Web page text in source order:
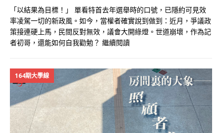
「以結果為目標！」 單看特首去年選舉時的口號，已隱約可見效
率凌駕一切的新政風。如今，當權者確實說到做到：近月，爭議政
策接連硬上馬，民間反對無效，議會大開綠燈。世道崩壞，作為記
者初哥，還能如何自我勸勉？ 繼續閱讀
164期大學線